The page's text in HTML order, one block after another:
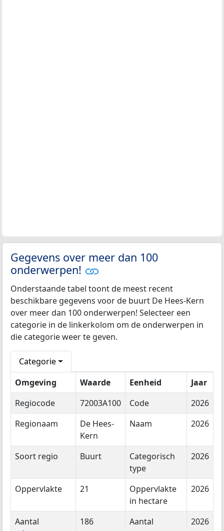
Gegevens over meer dan 100
onderwerpen!
Onderstaande tabel toont de meest recent
beschikbare gegevens voor de buurt De Hees-Kern
over meer dan 100 onderwerpen! Selecteer een
categorie in de linkerkolom om de onderwerpen in
die categorie weer te geven.
Categorie
Omgeving
Waarde Eenheid
Jaar
Regiocode
72003A100 Code
2026
Regionaam
De Hees-
Kern
Naam 2026
Soort regio Buurt
Categorisch
type
2026
Oppervlakte 21
Oppervlakte
in hectare
2026
Aantal
186 Aantal 2026